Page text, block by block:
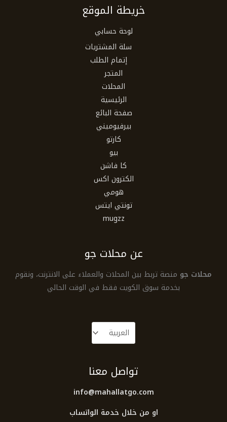
خريطة الموقع
لوحة حسابي
سلة المشتريات
إتمام الطلب
المتجر
المحلات
الرئيسية
صفحة البائع
بيرفيوميني
كارتو
بيو
كا فاشن
الكترون اكس
هومي
تونتي ايتس
mugzz
عن محلات جو
محلات جو منصة تربط بين المحلات والعملاء على الانترنت، ونقوم
بخدمة سوق الكويت فقط في الوقت الحالي
تواصل معنا
info@mahallatgo.com
او من خلال خدمة الواتساب